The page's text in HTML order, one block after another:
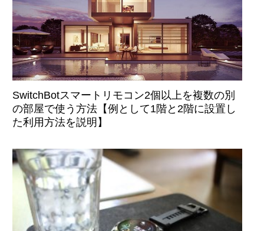
SwitchBotスマートリモコン2個以上を複数の別
の部屋で使う方法【例として1階と2階に設置し
た利用方法を説明】